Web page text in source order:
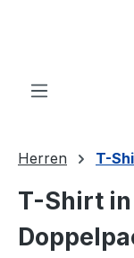
Herren T-
T-Shirt